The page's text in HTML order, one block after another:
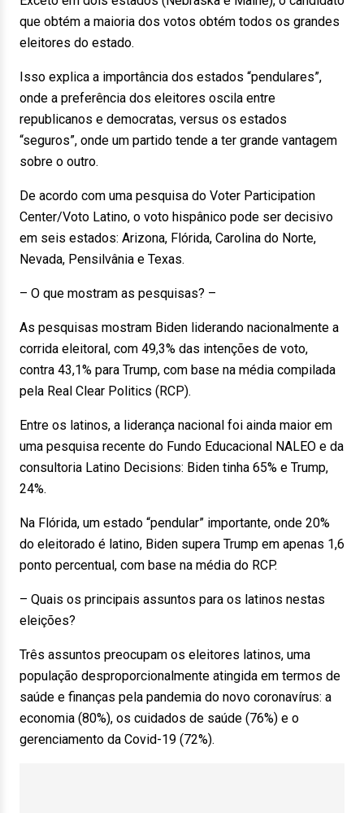
que obtém a maioria dos votos obtém todos os grandes
eleitores do estado.
Isso explica a importância dos estados “pendulares”,
onde a preferência dos eleitores oscila entre
republicanos e democratas, versus os estados
“seguros”, onde um partido tende a ter grande vantagem
sobre o outro.
De acordo com uma pesquisa do Voter Participation
Center/Voto Latino, o voto hispânico pode ser decisivo
em seis estados: Arizona, Flórida, Carolina do Norte,
Nevada, Pensilvânia e Texas.
– O que mostram as pesquisas? –
As pesquisas mostram Biden liderando nacionalmente a
corrida eleitoral, com 49,3% das intenções de voto,
contra 43,1% para Trump, com base na média compilada
pela Real Clear Politics (RCP).
Entre os latinos, a liderança nacional foi ainda maior em
uma pesquisa recente do Fundo Educacional NALEO e da
consultoria Latino Decisions: Biden tinha 65% e Trump,
24%.
Na Flórida, um estado “pendular” importante, onde 20%
do eleitorado é latino, Biden supera Trump em apenas 1,6
ponto percentual, com base na média do RCP.
– Quais os principais assuntos para os latinos nestas
eleições?
Três assuntos preocupam os eleitores latinos, uma
população desproporcionalmente atingida em termos de
saúde e finanças pela pandemia do novo coronavírus: a
economia (80%), os cuidados de saúde (76%) e o
gerenciamento da Covid-19 (72%).